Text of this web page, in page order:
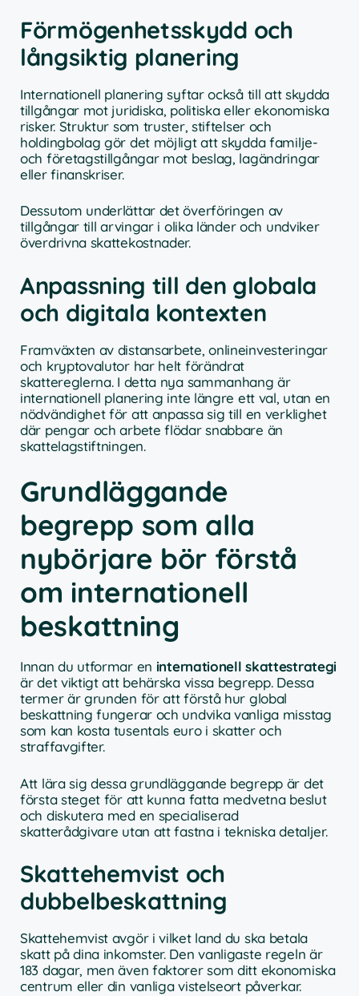
Förmögenhetsskydd och
långsiktig planering
Internationell planering syftar också till att skydda
tillgångar mot juridiska, politiska eller ekonomiska
risker. Struktur som truster, stiftelser och
holdingbolag gör det möjligt att skydda familje-
och företagstillgångar mot beslag, lagändringar
eller finanskriser.
Dessutom underlättar det överföringen av
tillgångar till arvingar i olika länder och undviker
överdrivna skattekostnader.
Anpassning till den globala
och digitala kontexten
Framväxten av distansarbete, onlineinvesteringar
och kryptovalutor har helt förändrat
skattereglerna. I detta nya sammanhang är
internationell planering inte längre ett val, utan en
nödvändighet för att anpassa sig till en verklighet
där pengar och arbete flödar snabbare än
skattelagstiftningen.
Grundläggande
begrepp som alla
nybörjare bör förstå
om internationell
beskattning
Innan du utformar en internationell skattestrategi
är det viktigt att behärska vissa begrepp. Dessa
termer är grunden för att förstå hur global
beskattning fungerar och undvika vanliga misstag
som kan kosta tusentals euro i skatter och
straffavgifter.
Att lära sig dessa grundläggande begrepp är det
första steget för att kunna fatta medvetna beslut
och diskutera med en specialiserad
skatterådgivare utan att fastna i tekniska detaljer.
Skattehemvist och
dubbelbeskattning
Skattehemvist avgör i vilket land du ska betala
skatt på dina inkomster. Den vanligaste regeln är
183 dagar, men även faktorer som ditt ekonomiska
centrum eller din vanliga vistelseort påverkar.